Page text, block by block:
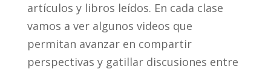
artículos y libros leídos. En cada clase
vamos a ver algunos videos que
permitan avanzar en compartir
perspectivas y gatillar discusiones entre